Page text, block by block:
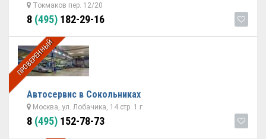
Токмаков пер. 12/20
8 (495) 182-29-16
ПРОВЕРЕННЫЙ
Автосервис в Сокольниках
Москва, ул. Лобачика, 14 стр. 1 г
8 (495) 152-78-73